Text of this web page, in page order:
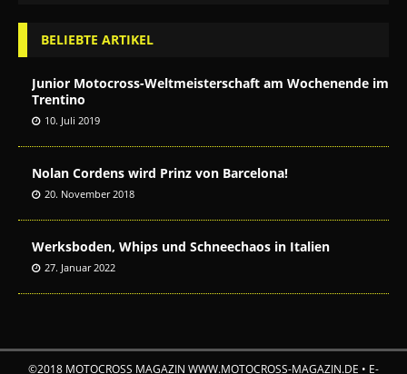
BELIEBTE ARTIKEL
Junior Motocross-Weltmeisterschaft am Wochenende im
Trentino
10. Juli 2019
Nolan Cordens wird Prinz von Barcelona!
20. November 2018
Werksboden, Whips und Schneechaos in Italien
27. Januar 2022
©2018 MOTOCROSS MAGAZIN WWW.MOTOCROSS-MAGAZIN.DE • E-